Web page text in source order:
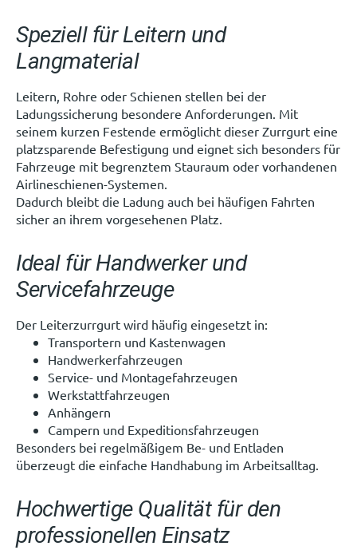
Speziell für Leitern und
Langmaterial
Leitern, Rohre oder Schienen stellen bei der
Ladungssicherung besondere Anforderungen. Mit
seinem kurzen Festende ermöglicht dieser Zurrgurt eine
platzsparende Befestigung und eignet sich besonders für
Fahrzeuge mit begrenztem Stauraum oder vorhandenen
Airlineschienen-Systemen.
Dadurch bleibt die Ladung auch bei häufigen Fahrten
sicher an ihrem vorgesehenen Platz.
Ideal für Handwerker und
Servicefahrzeuge
Der Leiterzurrgurt wird häufig eingesetzt in:
Transportern und Kastenwagen
Handwerkerfahrzeugen
Service- und Montagefahrzeugen
Werkstattfahrzeugen
Anhängern
Campern und Expeditionsfahrzeugen
Besonders bei regelmäßigem Be- und Entladen
überzeugt die einfache Handhabung im Arbeitsalltag.
Hochwertige Qualität für den
professionellen Einsatz